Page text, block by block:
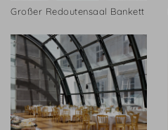
Großer Redoutensaal Bankett